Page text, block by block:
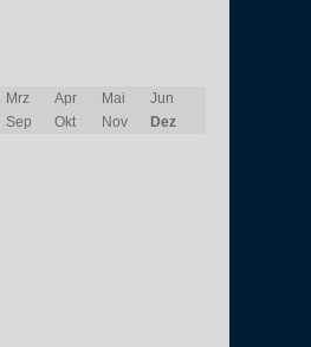
Mrz Apr Mai
Jun
Sep Okt Nov
Dez